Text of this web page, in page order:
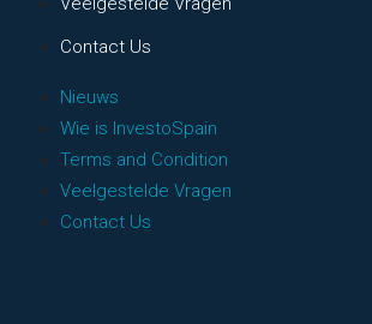
Contact Us
Nieuws
Wie is InvestoSpain
Terms and Condition
Veelgestelde Vragen
Contact Us